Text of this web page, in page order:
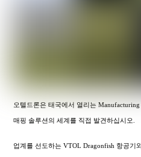
오텔드론은 태국에서 열리는
매핑 솔루션의 세계를 직접 발견하십시오.
업계를 선도하는 VTOL Dragonfish 항공기